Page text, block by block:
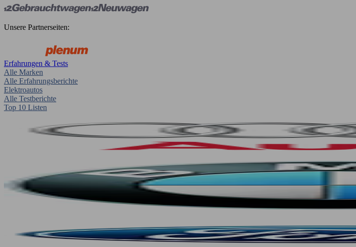
Unsere Partnerseiten:
Erfahrungen & Tests
Alle Marken
Alle Erfahrungsberichte
Elektroautos
Alle Testberichte
Top 10 Listen